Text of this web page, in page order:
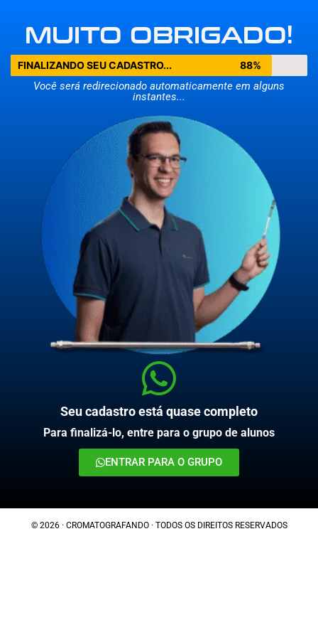
MUITO OBRIGADO!
FINALIZANDO SEU CADASTRO... 88%
Você será redirecionado automaticamente em alguns
instantes...
Seu cadastro está quase completo
Para finalizá-lo, entre para o grupo de alunos
ENTRAR PARA O GRUPO
© 2026 · CROMATOGRAFANDO · TODOS OS DIREITOS RESERVADOS